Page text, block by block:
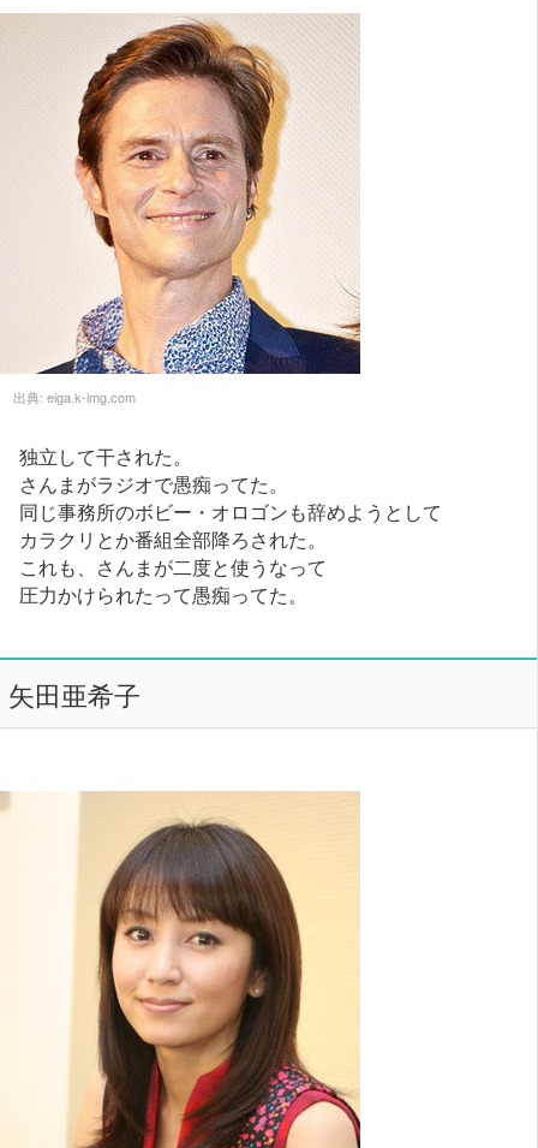
出典: eiga.k-img.com
独立して干された。
さんまがラジオで愚痴ってた。
同じ事務所のボビー・オロゴンも辞めようとして
カラクリとか番組全部降ろされた。
これも、さんまが二度と使うなって
圧力かけられたって愚痴ってた。
矢田亜希子